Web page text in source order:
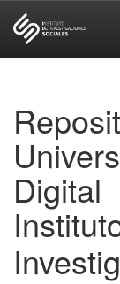
Digital